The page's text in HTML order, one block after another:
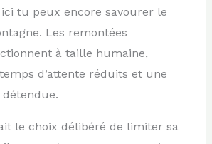
tu peux encore savourer le
Les remontées
à taille humaine,
d’attente réduits et une
le choix délibéré de limiter sa